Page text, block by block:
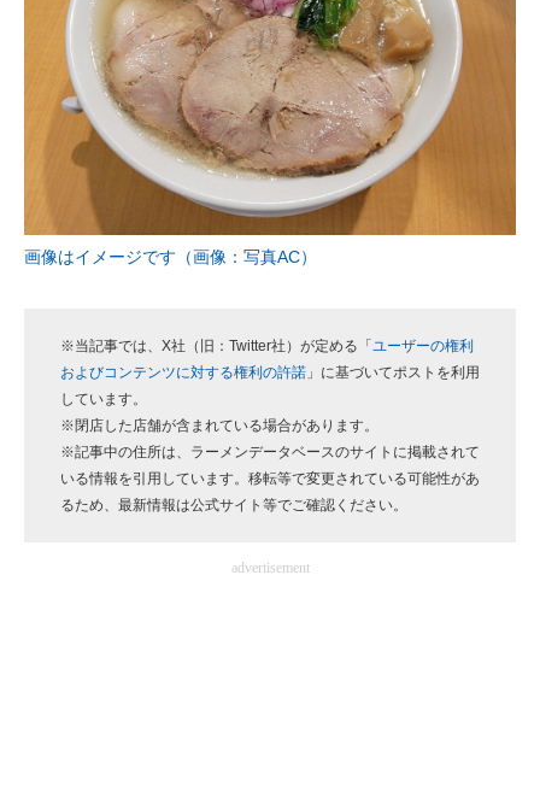
経営リーダーのコミュニティ
マーケ×ITの今がよく分かる
ITエンジニア向け専門サイト
企業向けIT製品の総合サイト
IT製品の技術・比較・事例
モノづくり技術者専門サイト
エレクトロニクス専門サイト
電子設計の基本と応用
エネルギーの専門メディア
建設×テクノロジーの最前線
画像はイメージです（画像：写真AC）
※当記事では、X社（旧：Twitter社）が定める「 ユーザーの権利
およびコンテンツに対する権利の許諾 」に基づいてポストを利用
しています。
※閉店した店舗が含まれている場合があります。
※記事中の住所は、ラーメンデータベースのサイトに掲載されて
いる情報を引用しています。移転等で変更されている可能性があ
るため、最新情報は公式サイト等でご確認ください。
advertisement